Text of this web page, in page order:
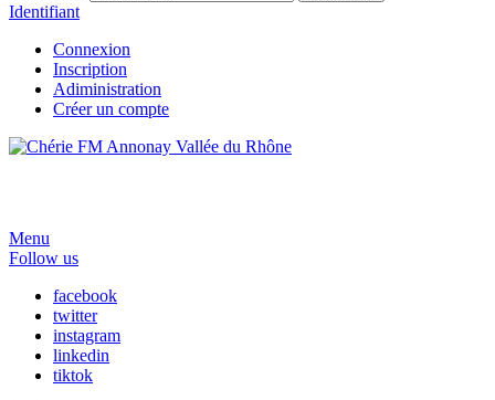
Identifiant
Connexion
Inscription
Adiministration
Créer un compte
Menu
Follow us
facebook
twitter
instagram
linkedin
tiktok